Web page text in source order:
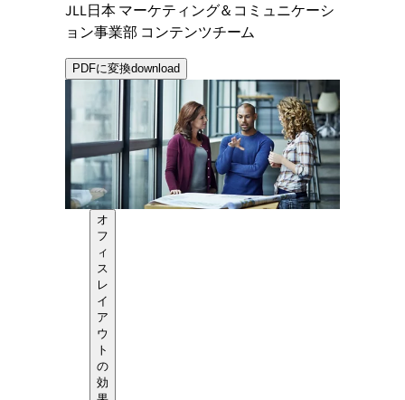
JLL日本 マーケティング＆コミュニケーシ
ョン事業部 コンテンツチーム
PDFに変換download
オ
フ
ィ
ス
レ
イ
ア
ウ
ト
の
効